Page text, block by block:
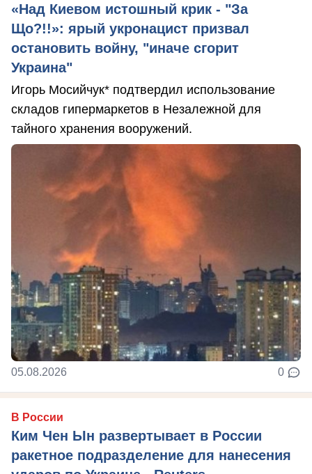
«Над Киевом истошный крик - "За
Що?!!»: ярый укронацист призвал
остановить войну, "иначе сгорит
Украина"
Игорь Мосийчук* подтвердил использование
складов гипермаркетов в Незалежной для
тайного хранения вооружений.
05.08.2026 0
В России
Ким Чен Ын развертывает в России
ракетное подразделение для нанесения